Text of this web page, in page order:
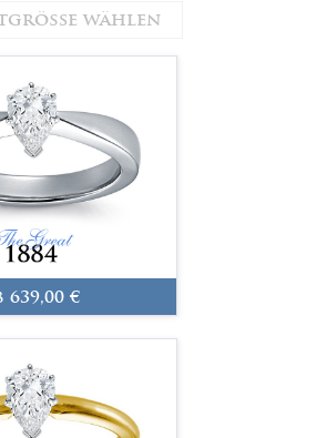
wählen
639,00 €